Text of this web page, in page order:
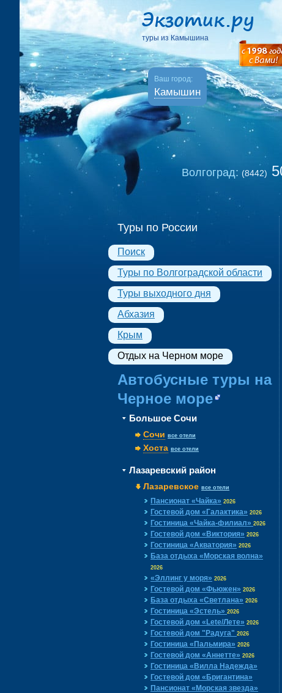
туры из Камышина
Ваш город:
Камышин
Волгоград: (8442)
Туры по России
Поиск
Туры по Волгоградской области
Туры выходного дня
Абхазия
Крым
Отдых на Черном море
Автобусные туры на
Черное море
Большое Сочи
Сочи все отели
Хоста все отели
Лазаревский район
Лазаревское все отели
Пансионат «Чайка» 2026
Гостевой дом «Галактика» 2026
Гостиница «Чайка-филиал» 2026
Гостевой дом «Виктория» 2026
Гостиница «Акватория» 2026
База отдыха «Морская волна»
2026
«Эллинг у моря» 2026
Гостевой дом «Фьюжен» 2026
База отдыха «Светлана» 2026
Гостиница «Эстель» 2026
Гостевой дом «Lete/Лете» 2026
Гостевой дом "Радуга" 2026
Гостиница «Пальмира» 2026
Гостевой дом «Аннетте» 2026
Гостиница «Вилла Надежда»
Гостевой дом «Бригантина»
Пансионат «Морская звезда»